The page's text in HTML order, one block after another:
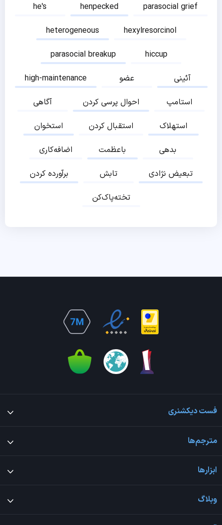
he's
henpecked
parasocial grief
heterogeneous
hexylresorcinol
parasocial breakup
hiccup
high-maintenance
عضو
آئینی
آگاهی
احوال پرسی کردن
استامپ
استخوان
استقبال کردن
استهلاک
اضافه‌کاری
باعظمت
بدهی
برآورده کردن
تابش
تبعیض نژادی
تخته‌پاک‌کن
فست دیکشنری
مترجم‌ها
ابزارها
وبلاگ